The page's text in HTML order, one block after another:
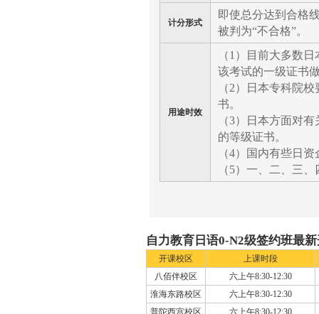
计分形式
即使总分达到合格
被判为“不合格”。
用途时效
（1）目前大多数
该考试的一级证书
（2）日本专科院
书。
（3）日本方面对
的等级证书。
（4）国内有些日
（5）一、二、三
自力教育日语0-N2级签约班最
开课校区
上课时段
八佰伴校区
六上午8:30-12:30
淮海东路校区
六上午8:30-12:30
普陀西宫校区
六上午8:30-12:30